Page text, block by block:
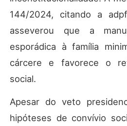
144/2024, citando a
asseverou que a
esporádica à família
cárcere e favorece o
social.
Apesar do veto
hipóteses de convívio